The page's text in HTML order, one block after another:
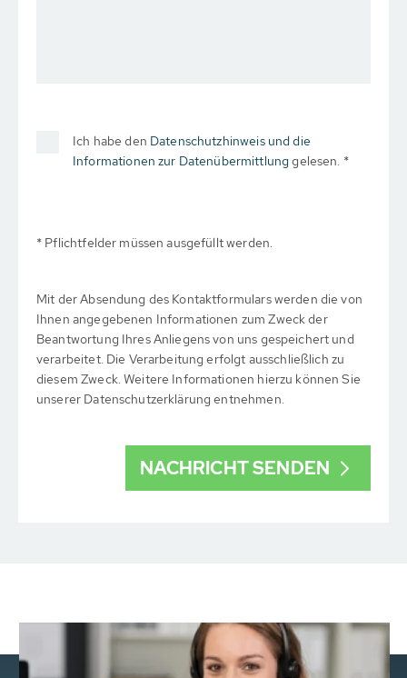
Ich habe den Datenschutzhinweis und die
Informationen zur Datenübermittlunggelesen. *
* Pflichtfelder müssen ausgefüllt werden.
Mit der Absendung des Kontaktformulars werden die von
Ihnen angegebenen Informationen zum Zweck der
Beantwortung Ihres Anliegens von uns gespeichert und
verarbeitet. Die Verarbeitung erfolgt ausschließlich zu
diesem Zweck. Weitere Informationen hierzu können Sie
unserer Datenschutzerklärung entnehmen.